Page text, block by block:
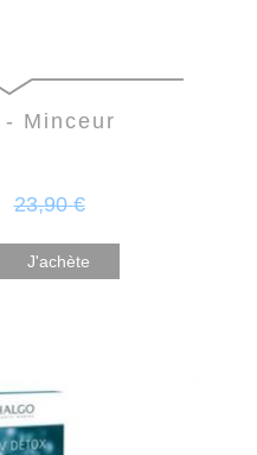
Minceur
23,90 €